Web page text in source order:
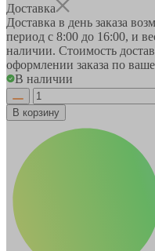
Доставка
Доставка в день заказа
период с 8:00 до 16:00, и
наличии. Стоимость
оформлении заказа по
В наличии
В корзину